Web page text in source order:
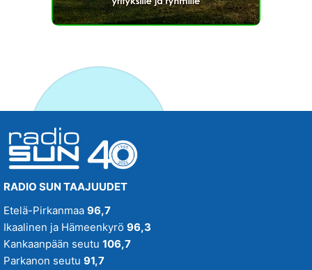
RADIO SUN TAAJUUDET
Etelä-Pirkanmaa 96,7
Ikaalinen ja Hämeenkyrö 96,3
Kankaanpään seutu 106,7
Parkanon seutu 91,7